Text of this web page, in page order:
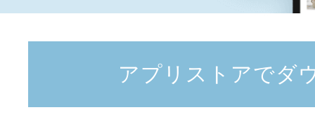
アプリストアでダ